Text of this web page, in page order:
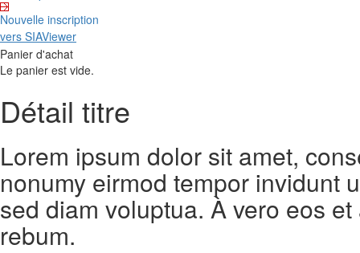
Nouvelle inscription
vers SIAViewer
Panier d'achat
Le panier est vide.
Détail titre
Lorem ipsum dolor sit amet,
nonumy eirmod tempor invidunt
sed diam voluptua. À vero eos
rebum.